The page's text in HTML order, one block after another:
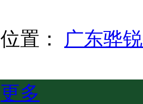
置：
广东骅
更多